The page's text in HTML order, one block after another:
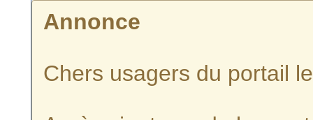
Annonce
Chers usagers du portail